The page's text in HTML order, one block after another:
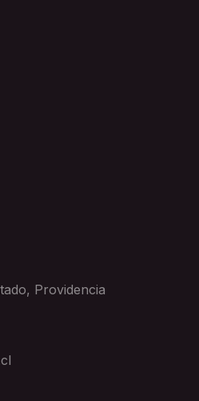
Providencia